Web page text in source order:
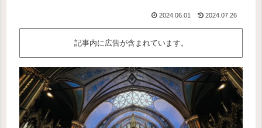
2024.06.01 2024.07.26
記事内に広告が含まれています。